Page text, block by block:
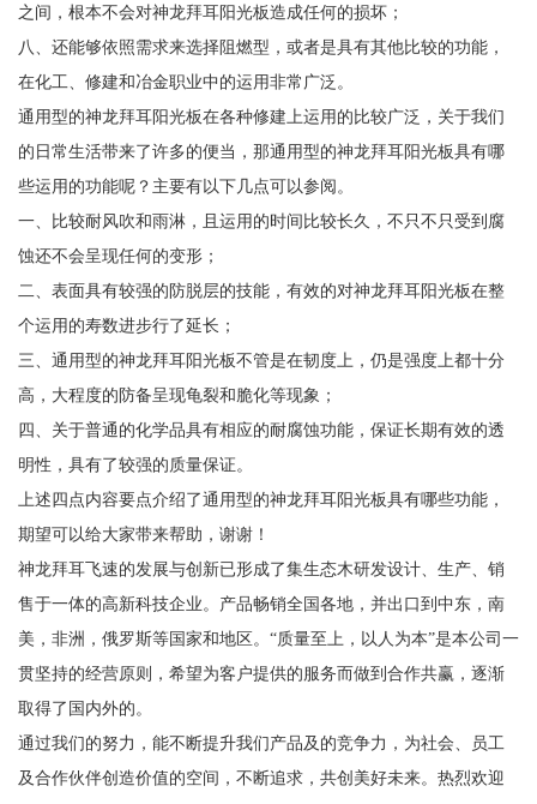
之间，根本不会对神龙拜耳阳光板造成任何的损坏；
八、还能够依照需求来选择阻燃型，或者是具有其他比较的功能，
在化工、修建和冶金职业中的运用非常广泛。
通用型的神龙拜耳阳光板在各种修建上运用的比较广泛，关于我们
的日常生活带来了许多的便当，那通用型的神龙拜耳阳光板具有哪
些运用的功能呢？主要有以下几点可以参阅。
一、比较耐风吹和雨淋，且运用的时间比较长久，不只不只受到腐
蚀还不会呈现任何的变形；
二、表面具有较强的防脱层的技能，有效的对神龙拜耳阳光板在整
个运用的寿数进步行了延长；
三、通用型的神龙拜耳阳光板不管是在韧度上，仍是强度上都十分
高，大程度的防备呈现龟裂和脆化等现象；
四、关于普通的化学品具有相应的耐腐蚀功能，保证长期有效的透
明性，具有了较强的质量保证。
上述四点内容要点介绍了通用型的神龙拜耳阳光板具有哪些功能，
期望可以给大家带来帮助，谢谢！
神龙拜耳飞速的发展与创新已形成了集生态木研发设计、生产、销
售于一体的高新科技企业。产品畅销全国各地，并出口到中东，南
美，非洲，俄罗斯等国家和地区。“质量至上，以人为本”是本公司一
贯坚持的经营原则，希望为客户提供的服务而做到合作共赢，逐渐
取得了国内外的。
通过我们的努力，能不断提升我们产品及的竞争力，为社会、员工
及合作伙伴创造价值的空间，不断追求，共创美好未来。热烈欢迎